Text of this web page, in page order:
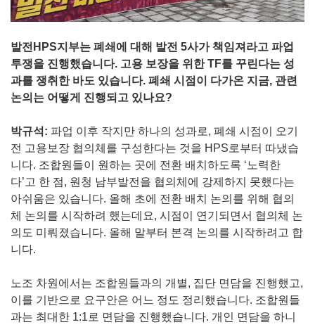
발전HPS지부는 폐쇄에 대해 발전 5사가 책임져라고 파업
투쟁을 진행했습니다. 고용 보장을 위한 TF를 꾸린다는 성
과를 쟁취한 바도 있습니다. 폐쇄 시점이 다가온 지금, 관련
논의는 어떻게 진행되고 있나요?
박규석: 파업 이후 작지만 하나의 성과로, 폐쇄 시점이 오기
전 고용보장 협의체를 구성한다는 것을 HPS로부터 따냈습
니다. 조합원들이 원하는 곳에 전환 배치하도록 ‘노력한
다’고 한 점, 원청 남부발전을 협의체에 강제하지 못했다는
아쉬움은 있습니다. 올해 초에 전환 배치 논의를 위해 협의
체 논의를 시작하려 했는데요, 시점이 연기되면서 협의체 논
의도 미뤄졌습니다. 올해 말부터 본격 논의를 시작하려고 합
니다.
노조 차원에서는 조합원들과의 개별, 집단 면담을 진행했고,
이를 기반으로 요구안은 어느 정도 정리했습니다. 조합원들
과는 최대한 1:1로 면담을 진행했습니다. 개인 면담을 하니